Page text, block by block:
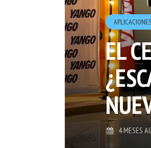
APLICACIONES
EL
4 MESES